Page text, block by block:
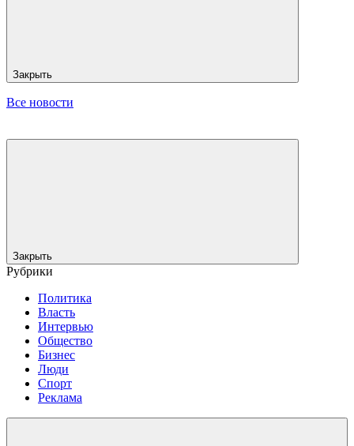
Закрыть
Все новости
Закрыть
Рубрики
Политика
Власть
Интервью
Общество
Бизнес
Люди
Спорт
Реклама